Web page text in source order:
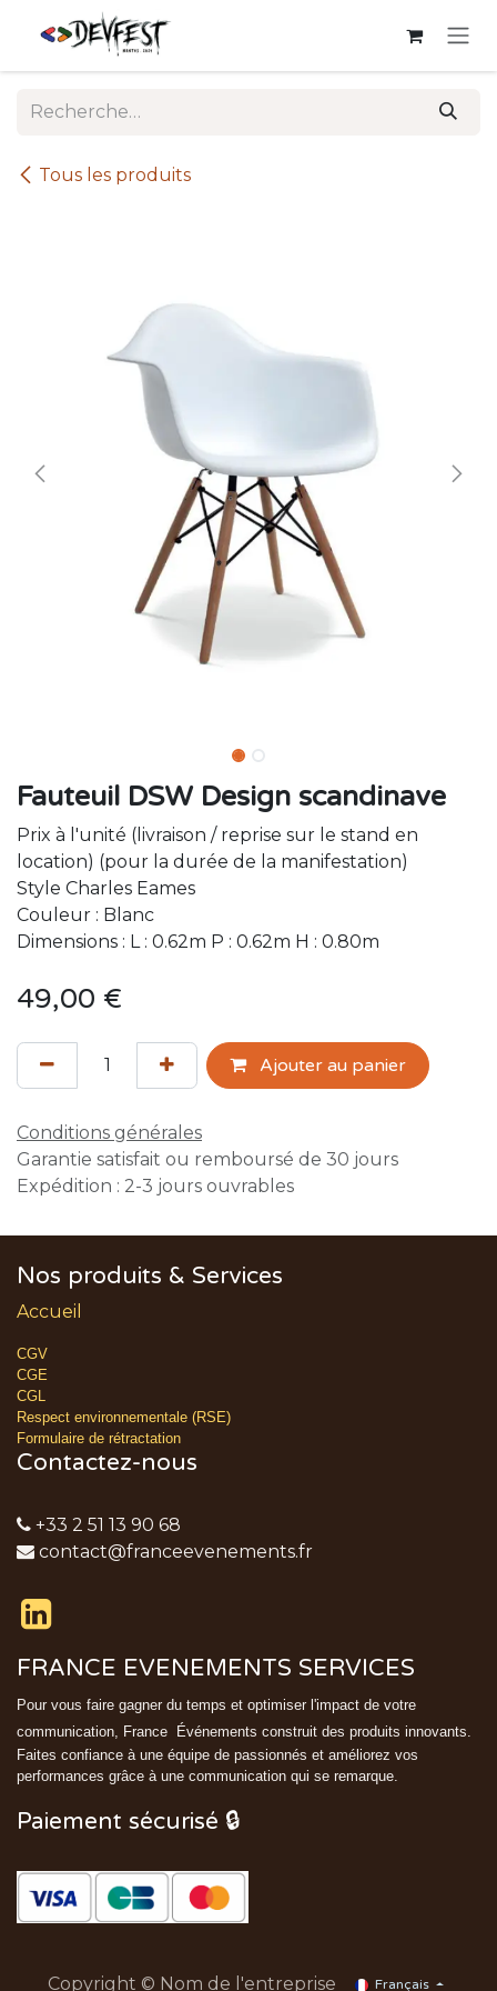
Se rendre au contenu
Tous les produits
Fauteuil DSW Design scandinave
Prix à l'unité (livraison / reprise sur le stand en
location) (pour la durée de la manifestation)
Style Charles Eames
Couleur : Blanc
Dimensions : L : 0.62m P : 0.62m H : 0.80m
49,00 €
Ajouter au panier
Conditions générales
Garantie satisfait ou remboursé de 30 jours
Expédition : 2-3 jours ouvrables
Nos produits & Services
Accueil
CGV
CGE
CGL
Respect environnementale (RSE)
Formulaire de rétractation
Contactez-nous
+33 2 51 13 90 68
contact@franceevenements.fr
FRANCE EVENEMENTS SERVICES
Pour vous faire gagner du temps et optimiser l'impact de votre
communication, France
Événements construit des produits innovants.
Faites confiance à une équipe de passionnés et améliorez vos
performances grâce à une communication qui se remarque.
Paiement sécurisé 🔒
Copyright © Nom de l'entreprise Français